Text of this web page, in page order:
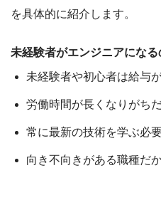
を具体的に紹介します。
未経験者がエンジニアにな
未経験者や初心者は給与
労働時間が長くなりがち
常に最新の技術を学ぶ必
向き不向きがある職種だ